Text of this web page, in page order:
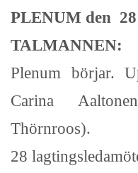
PLENUM den
TALMANNEN:
Plenum börjar.
Carina
Thörnroos).
28